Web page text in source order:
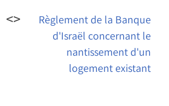
Règlement de la Banque
d'Israël concernant le
nantissement d'un
logement existant